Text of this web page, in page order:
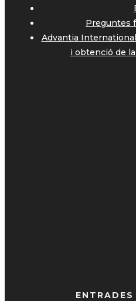
Preguntes
Advantia
i obtenció de
ENTRADES